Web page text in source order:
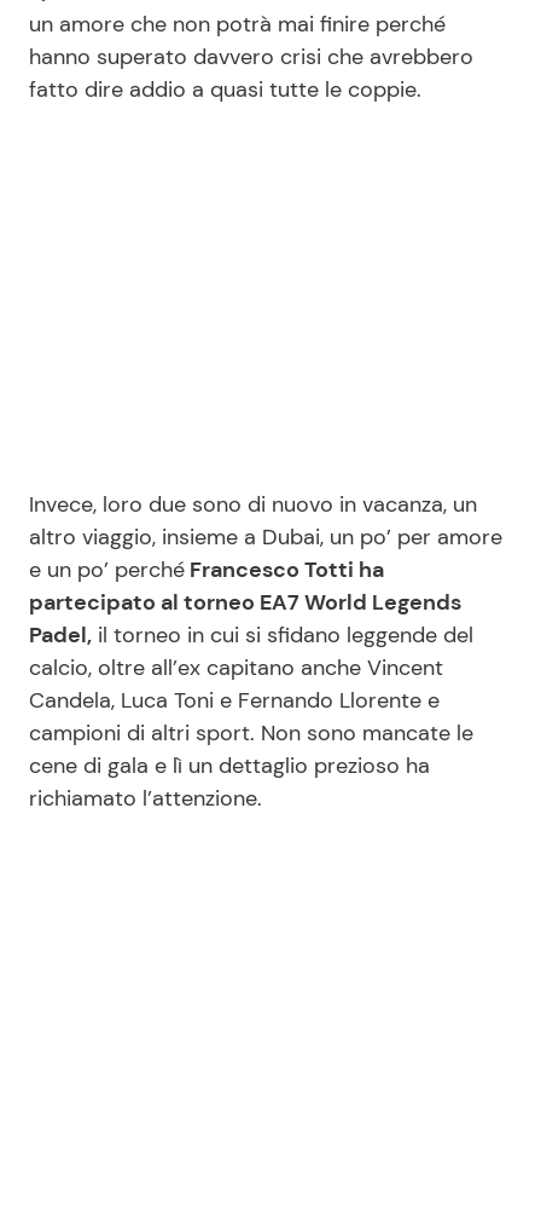
Mondo Mamma
News benessere
Le Ricette in TV
Primi Piatti
Chi siamo
Disclaimer e Privacy
Redazione
Contattaci
Pubblicità
un amore che non potrà mai finire perché
hanno superato davvero crisi che avrebbero
fatto dire addio a quasi tutte le coppie.
Invece, loro due sono di nuovo in vacanza, un
altro viaggio, insieme a Dubai, un po’ per amore
e un po’ perché Francesco Totti ha
partecipato al torneo EA7 World Legends
Padel, il torneo in cui si sfidano leggende del
calcio, oltre all’ex capitano anche Vincent
Candela, Luca Toni e Fernando Llorente e
campioni di altri sport. Non sono mancate le
cene di gala e lì un dettaglio prezioso ha
richiamato l’attenzione.